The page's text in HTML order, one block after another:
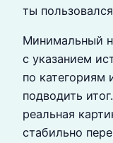
ты
Минимальный
с указанием
по категориям
подводить
реальная
стабильно